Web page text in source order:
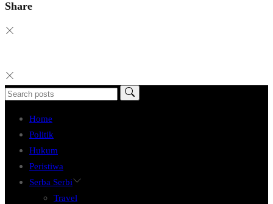
Share
Home
Politik
Hukum
Peristiwa
Serba Serbi
Travel